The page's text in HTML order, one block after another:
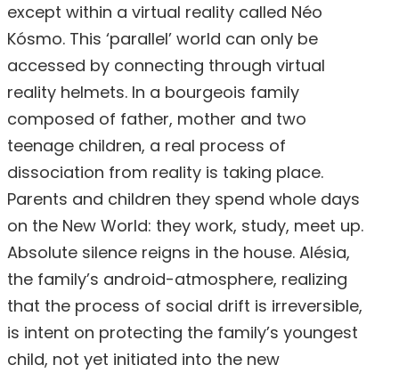
except within a virtual reality called Néo
Kósmo. This ‘parallel’ world can only be
accessed by connecting through virtual
reality helmets. In a bourgeois family
composed of father, mother and two
teenage children, a real process of
dissociation from reality is taking place.
Parents and children they spend whole days
on the New World: they work, study, meet up.
Absolute silence reigns in the house. Alésia,
the family’s android-atmosphere, realizing
that the process of social drift is irreversible,
is intent on protecting the family’s youngest
child, not yet initiated into the new